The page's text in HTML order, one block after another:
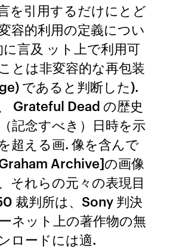
を引用するだけにとど
容的利用の定義につい
言及 ット上で利用可
とは非変容的な再包装
であると判断した).
Grateful Dead の歴史
記念すべき）日時を示
超える画. 像を含んで
Archive]の画像
それらの元々の表現目
裁判所は、Sony 判決
ネット上の著作物の無
ロードには適.